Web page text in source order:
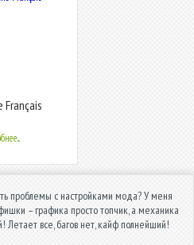
проблемы с настройками мода? У меня
– графика просто топчик, а механика
Летает все, багов нет, кайф полнейший!